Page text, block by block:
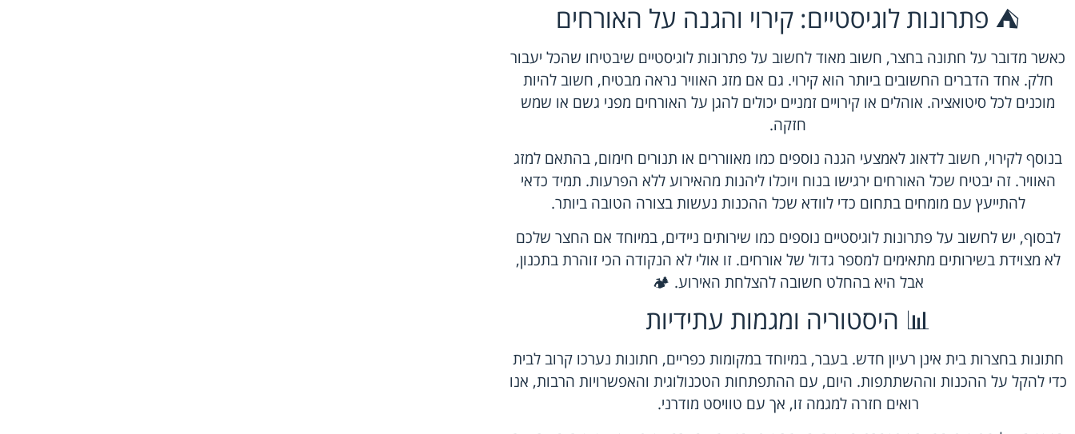
⛺ פתרונות לוגיסטיים: קירוי והגנה על האורחים
כאשר מדובר על חתונה בחצר, חשוב מאוד לחשוב על פתרונות לוגיסטיים שיבטיחו שהכל יעבור
חלק. אחד הדברים החשובים ביותר הוא קירוי. גם אם מזג האוויר נראה מבטיח, חשוב להיות
מוכנים לכל סיטואציה. אוהלים או קירויים זמניים יכולים להגן על האורחים מפני גשם או שמש
חזקה.
בנוסף לקירוי, חשוב לדאוג לאמצעי הגנה נוספים כמו מאווררים או תנורים חימום, בהתאם למזג
האוויר. זה יבטיח שכל האורחים ירגישו בנוח ויוכלו ליהנות מהאירוע ללא הפרעות. תמיד כדאי
להתייעץ עם מומחים בתחום כדי לוודא שכל ההכנות נעשות בצורה הטובה ביותר.
לבסוף, יש לחשוב על פתרונות לוגיסטיים נוספים כמו שירותים ניידים, במיוחד אם החצר שלכם
לא מצוידת בשירותים מתאימים למספר גדול של אורחים. זו אולי לא הנקודה הכי זוהרת בתכנון,
אבל היא בהחלט חשובה להצלחת האירוע. 🏕️
📊 היסטוריה ומגמות עתידיות
חתונות בחצרות בית אינן רעיון חדש. בעבר, במיוחד במקומות כפריים, חתונות נערכו קרוב לבית
כדי להקל על ההכנות וההשתתפות. היום, עם ההתפתחות הטכנולוגית והאפשרויות הרבות, אנו
רואים חזרה למגמה זו, אך עם טוויסט מודרני.